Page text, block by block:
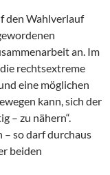
den Wahlverlauf
an. Im
rechtsextreme
eine möglichen
kann, sich der
– zu nähern“.
so darf durchaus
beiden